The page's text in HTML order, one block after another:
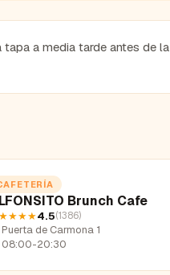
tapa a media tarde antes de la
Brunch Cafe
4.5(1386)
Puerta de Carmona 1
08:00-20:30